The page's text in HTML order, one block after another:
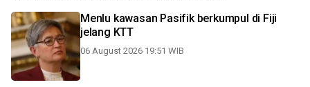
Menlu kawasan Pasifik berkumpul di Fiji
jelang KTT
06 August 2026 19:51 WIB